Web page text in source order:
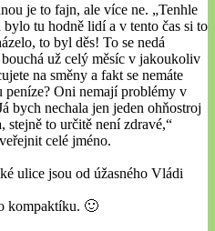
je to fajn, ale více ne. „Tenhle
tu hodně lidí a v tento čas si to
to byl děs! To se nedá
už celý měsíc v jakoukoliv
na směny a fakt se nemáte
Oni nemají problémy v
bych nechala jen jeden ohňostroj
stejně to určitě není zdravé,“
celé jméno.
ulice jsou od úžasného Vládi
kompaktíku. 🙂